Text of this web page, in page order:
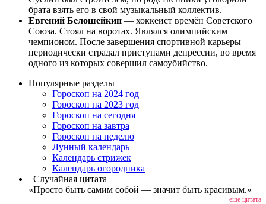
брата взять его в свой музыкальный коллектив.
Евгений Белошейкин — хоккеист времён Советского
Союза. Стоял на воротах. Являлся олимпийским
чемпионом. После завершения спортивной карьеры
периодически страдал приступами депрессии, во время
одного из которых совершил самоубийство.
Популярные разделы
Гороскоп на 2024 год
Гороскоп на 2023 год
Гороскоп на сегодня
Гороскоп на завтра
Гороскоп на неделю
Лунный календарь
Календарь стрижек
Календарь огородника
Случайная цитата
«Просто быть самим собой — значит быть красивым.»
еще цитата